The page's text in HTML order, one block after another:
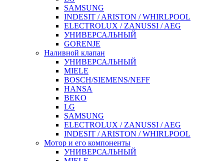
SAMSUNG
INDESIT / ARISTON / WHIRLPOOL
ELECTROLUX / ZANUSSI / AEG
УНИВЕРСАЛЬНЫЙ
GORENJE
Наливной клапан
УНИВЕРСАЛЬНЫЙ
MIELE
BOSCH/SIEMENS/NEFF
HANSA
BEKO
LG
SAMSUNG
ELECTROLUX / ZANUSSI / AEG
INDESIT / ARISTON / WHIRLPOOL
Мотор и его компоненты
УНИВЕРСАЛЬНЫЙ